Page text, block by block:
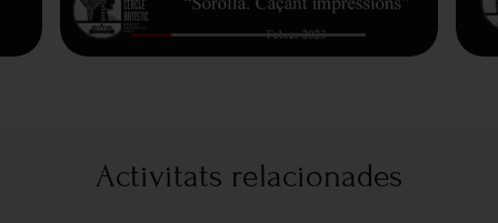
Activitats relacionades